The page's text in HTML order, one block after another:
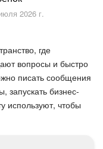
2026 г.
где
вопросы и быстро
писать сообщения
запускать бизнес-
используют, чтобы